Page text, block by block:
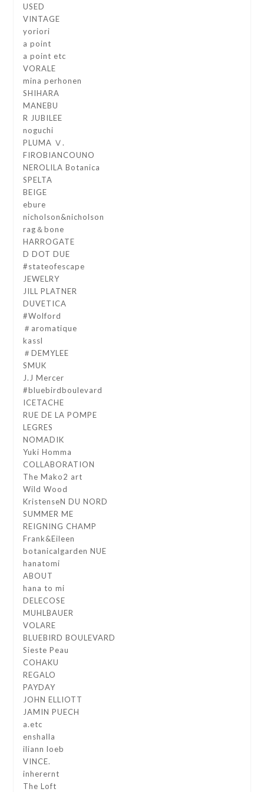
USED
VINTAGE
yoriori
a point
a point etc
VORALE
mina perhonen
SHIHARA
MANEBU
R JUBILEE
noguchi
PLUMA Ⅴ.
FIROBIANCOUNO
NEROLILA Botanica
SPELTA
BEIGE
ebure
nicholson&nicholson
rag＆bone
HARROGATE
D DOT DUE
#stateofescape
JEWELRY
JILL PLATNER
DUVETICA
#Wolford
＃aromatique
kassl
＃DEMYLEE
SMUK
J.J Mercer
#bluebirdboulevard
ICETACHE
RUE DE LA POMPE
LEGRES
NOMADIK
Yuki Homma
COLLABORATION
The Mako2 art
Wild Wood
KristenseN DU NORD
SUMMER ME
REIGNING CHAMP
Frank&Eileen
botanicalgarden NUE
hanatomi
ABOUT
hana to mi
DELECOSE
MUHLBAUER
VOLARE
BLUEBIRD BOULEVARD
Sieste Peau
COHAKU
REGALO
PAYDAY
JOHN ELLIOTT
JAMIN PUECH
a.etc
enshalla
iliann loeb
VINCE.
inherernt
The Loft